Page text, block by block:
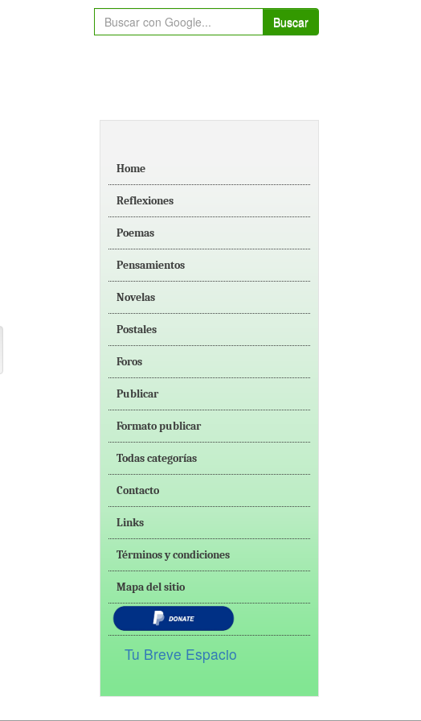
Buscar
Home
Reflexiones
Poemas
Pensamientos
Novelas
Postales
Foros
Publicar
Formato publicar
Todas categorías
Contacto
Links
Términos y condiciones
Mapa del sitio
Tu Breve Espacio